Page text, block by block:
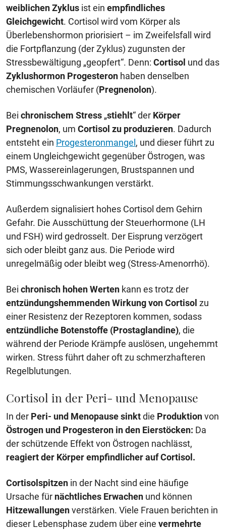
weiblichen Zyklus ist ein empfindliches
Gleichgewicht. Cortisol wird vom Körper als
Überlebenshormon priorisiert – im Zweifelsfall wird
die Fortpflanzung (der Zyklus) zugunsten der
Stressbewältigung „geopfert“. Denn: Cortisol und das
Zyklushormon Progesteron haben denselben
chemischen Vorläufer (Pregnenolon).
Bei chronischem Stress „stiehlt“ der Körper
Pregnenolon, um Cortisol zu produzieren. Dadurch
entsteht ein Progesteronmangel, und dieser führt zu
einem Ungleichgewicht gegenüber Östrogen, was
PMS, Wassereinlagerungen, Brustspannen und
Stimmungsschwankungen verstärkt.
Außerdem signalisiert hohes Cortisol dem Gehirn
Gefahr. Die Ausschüttung der Steuerhormone (LH
und FSH) wird gedrosselt. Der Eisprung verzögert
sich oder bleibt ganz aus. Die Periode wird
unregelmäßig oder bleibt weg (Stress-Amenorrhö).
Bei chronisch hohen Werten kann es trotz der
entzündungshemmenden Wirkung von Cortisol zu
einer Resistenz der Rezeptoren kommen, sodass
entzündliche Botenstoffe (Prostaglandine), die
während der Periode Krämpfe auslösen, ungehemmt
wirken. Stress führt daher oft zu schmerzhafteren
Regelblutungen.
Cortisol in der Peri- und Menopause
In der Peri- und Menopausesinktdie Produktionvon
Östrogen und Progesteron in den Eierstöcken: Da
der schützende Effekt von Östrogen nachlässt,
reagiert der Körper empfindlicher auf Cortisol.
Cortisolspitzen in der Nacht sind eine häufige
Ursache für nächtliches Erwachen und können
Hitzewallungenverstärken. Viele Frauen berichten in
dieser Lebensphase zudem über eine vermehrte